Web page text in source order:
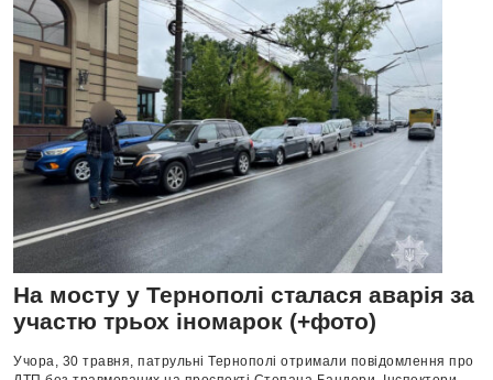
На мосту у Тернополі сталася аварія за
участю трьох іномарок (+фото)
Учора, 30 травня, патрульні Тернополі отримали повідомлення про